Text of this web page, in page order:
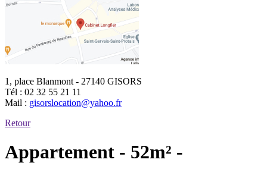
1, place Blanmont - 27140 GISORS
Tél : 02 32 55 21 11
Mail : gisorslocation@yahoo.fr
Retour
Appartement - 52m² -